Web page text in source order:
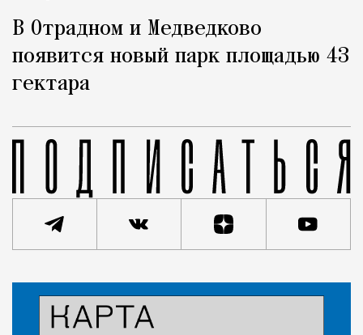
В Отрадном и Медведково
появится новый парк площадью 43
гектара